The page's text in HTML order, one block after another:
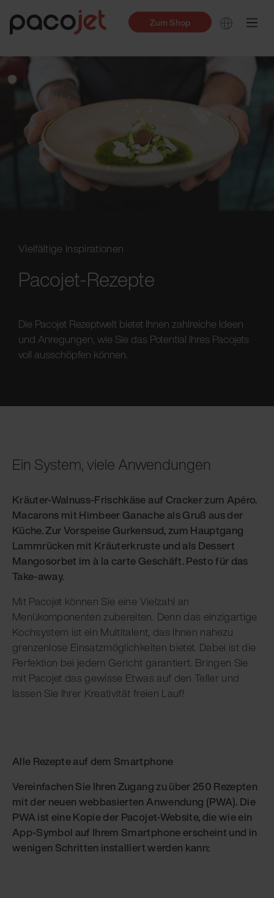
Zum Shop
Vielfältige Inspirationen
Pacojet-Rezepte
Die Pacojet Rezeptwelt bietet Ihnen zahlreiche Ideen
und Anregungen, wie Sie das Potential Ihres Pacojets
voll ausschöpfen können.
Ein System, viele Anwendungen
Kräuter-Walnuss-Frischkäse auf Cracker zum Apéro.
Macarons mit Himbeer Ganache als Gruß aus der
Küche. Zur Vorspeise Gurkensud, zum Hauptgang
Lammrücken mit Kräuterkruste und als Dessert
Mangosorbet im à la carte Geschäft. Pesto für das
Take-away.
Mit Pacojet können Sie eine Vielzahl an
Menükomponenten zubereiten. Denn das einzigartige
Kochsystem ist ein Multitalent, das Ihnen nahezu
grenzenlose Einsatzmöglichkeiten bietet. Dabei ist die
Perfektion bei jedem Gericht garantiert. Bringen Sie
mit Pacojet das gewisse Etwas auf den Teller und
lassen Sie Ihrer Kreativität freien Lauf!
Alle Rezepte auf dem Smartphone
Vereinfachen Sie Ihren Zugang zu über 250 Rezepten
mit der neuen webbasierten Anwendung (PWA). Die
PWA ist eine Kopie der Pacojet-Website, die wie ein
App-Symbol auf Ihrem Smartphone erscheint und in
wenigen Schritten installiert werden kann: